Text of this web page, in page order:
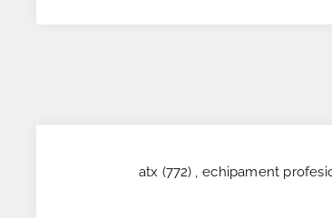
atx (772) , echipament